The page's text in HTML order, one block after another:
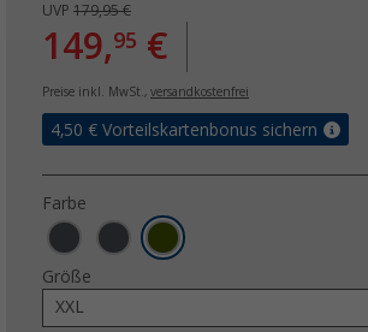
UVP 179,95 €
149,95 €
Preise inkl. MwSt., versandkostenfrei
4,50 € Vorteilskartenbonus sichern
Farbe
Größe
XXL